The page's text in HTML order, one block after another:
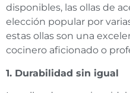
disponibles, las ollas de
elección popular por
estas ollas son una
cocinero aficionado o
1. Durabilidad sin igual